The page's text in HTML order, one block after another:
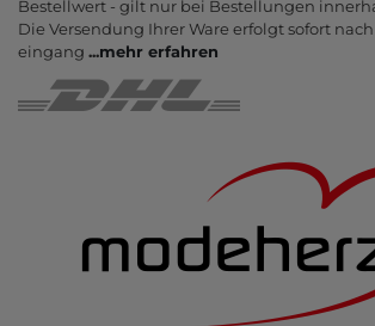
Bestell­wert - gilt nur bei Bestel­lungen
Die Ver­sendung Ihrer Ware er­folgt sofort
eingang ...mehr erfahren